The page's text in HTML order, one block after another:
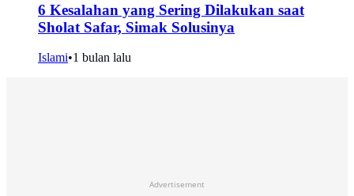
6 Kesalahan yang Sering Dilakukan saat
Sholat Safar, Simak Solusinya
Islami•1 bulan lalu
Advertisement